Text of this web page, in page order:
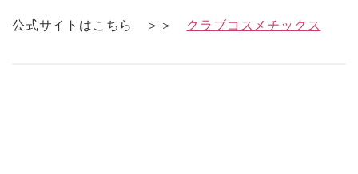
公式サイトはこちら ＞＞ クラブコスメチックス